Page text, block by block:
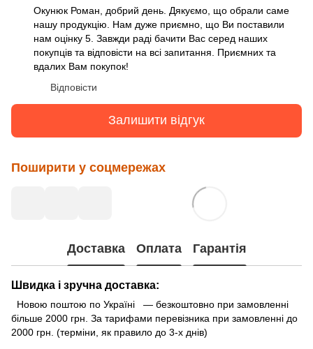
Окунюк Роман, добрий день. Дякуємо, що обрали саме
нашу продукцію. Нам дуже приємно, що Ви поставили
нам оцінку 5. Завжди раді бачити Вас серед наших
покупців та відповісти на всі запитання. Приємних та
вдалих Вам покупок!
Відповісти
Залишити відгук
Поширити у соцмережах
Доставка Оплата Гарантія
Швидка і зручна доставка:
Новою поштою по Україні — безкоштовно при замовленні
більше 2000 грн. За тарифами перевізника при замовленні до
2000 грн. (терміни, як правило до 3-х днів)